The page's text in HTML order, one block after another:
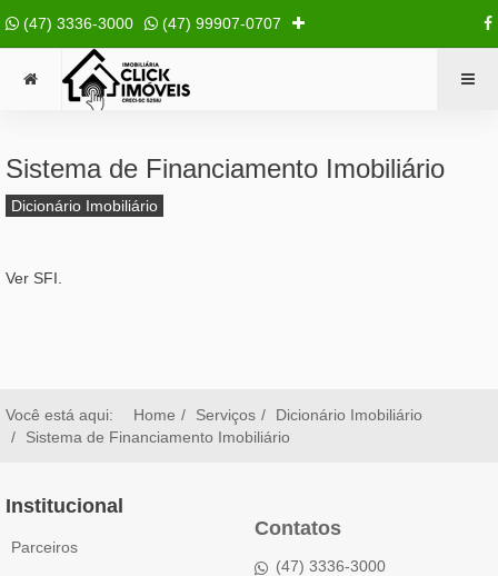
(47) 3336-3000 (47) 99907-0707
Sistema de Financiamento Imobiliário
Dicionário Imobiliário
Ver SFI.
Você está aqui: Home Serviços
Dicionário Imobiliário
Sistema de Financiamento Imobiliário
Institucional
Parceiros
Contatos
(47) 3336-3000